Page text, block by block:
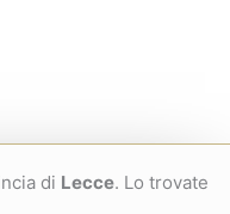
di Lecce. Lo trovate